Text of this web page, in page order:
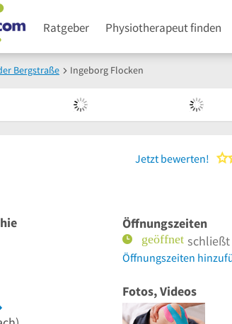
Ratgeber Physiotherapeut finden
Bergstraße Ingeborg Flocken
Jetzt bewerten!
Öffnungszeiten
schließt
Öffnungszeiten
Fotos, Videos